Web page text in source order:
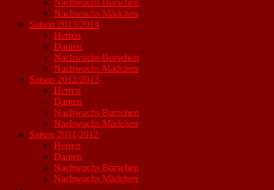
Nachwuchs Burschen
Nachwuchs Mädchen
Saison 2013/2014
Herren
Damen
Nachwuchs Burschen
Nachwuchs Mädchen
Saison 2012/2013
Herren
Damen
Nachwuchs Burschen
Nachwuchs Mädchen
Saison 2011/2012
Herren
Damen
Nachwuchs Burschen
Nachwuchs Mädchen